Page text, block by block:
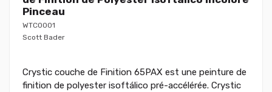
Pinceau
WTC0001
Scott Bader
Crystic couche de Finition 65PAX est une peinture de
finition de polyester isoftálico pré-accélérée. Crystic